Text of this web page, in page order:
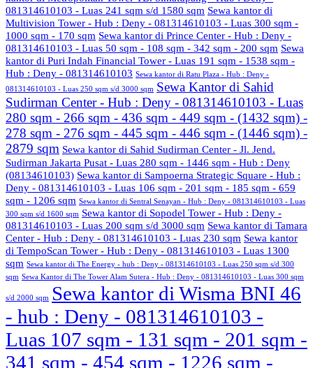
081314610103 - Luas 241 sqm s/d 1580 sqm Sewa kantor di
Multivision Tower - Hub : Deny - 081314610103 - Luas 300 sqm -
1000 sqm - 170 sqm Sewa kantor di Prince Center - Hub : Deny -
081314610103 - Luas 50 sqm - 108 sqm - 342 sqm - 200 sqm Sewa
kantor di Puri Indah Financial Tower - Luas 191 sqm - 1538 sqm -
Hub : Deny - 081314610103 Sewa kantor di Ratu Plaza - Hub : Deny -
081314610103 - Luas 250 sqm s/d 3000 sqm Sewa Kantor di Sahid
Sudirman Center - Hub : Deny - 081314610103 - Luas
280 sqm - 266 sqm - 436 sqm - 449 sqm - (1432 sqm) -
278 sqm - 276 sqm - 445 sqm - 446 sqm - (1446 sqm) -
2879 sqm Sewa kantor di Sahid Sudirman Center - Jl. Jend.
Sudirman Jakarta Pusat - Luas 280 sqm - 1446 sqm - Hub : Deny
(08134610103) Sewa kantor di Sampoerna Strategic Square - Hub :
Deny - 081314610103 - Luas 106 sqm - 201 sqm - 185 sqm - 659
sqm - 1206 sqm Sewa kantor di Sentral Senayan - Hub : Deny - 081314610103 - Luas
300 sqm s/d 1600 sqm Sewa kantor di Sopodel Tower - Hub : Deny -
081314610103 - Luas 200 sqm s/d 3000 sqm Sewa kantor di Tamara
Center - Hub : Deny - 081314610103 - Luas 230 sqm Sewa kantor
di TempoScan Tower - Hub : Deny - 081314610103 - Luas 1300
sqm Sewa kantor di The Energy - hub : Deny - 081314610103 - Luas 250 sqm s/d 300
sqm Sewa Kantor di The Tower Alam Sutera - Hub : Deny - 081314610103 - Luas 300 sqm
s/d 2000 sqm Sewa kantor di Wisma BNI 46
- hub : Deny - 081314610103 -
Luas 107 sqm - 131 sqm - 201 sqm -
341 sqm - 454 sqm - 1226 sqm -